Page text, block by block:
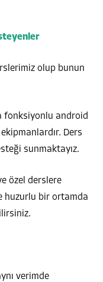
olup bunun
fonksiyonlu android
Ders
sunmaktayız.
özel derslere
huzurlu bir ortamda
verimde